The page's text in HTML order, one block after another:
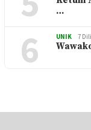
…
6 UNIK 7